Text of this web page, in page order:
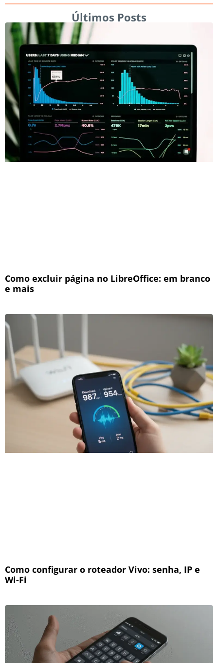
Últimos Posts
Como excluir página no LibreOffice: em branco
e mais
Como configurar o roteador Vivo: senha, IP e
Wi-Fi